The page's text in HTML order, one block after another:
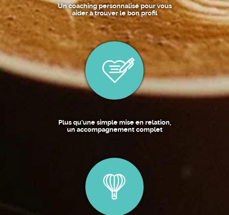
Un coaching personnalisé pour vous
aider à trouver le bon profil
Plus qu'une simple mise en relation,
un accompagnement complet